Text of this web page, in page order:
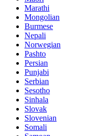
Marathi
Mongolian
Burmese
Nepali
Norwegian
Pashto
Persian
Punjabi
Serbian
Sesotho
Sinhala
Slovak
Slovenian
Somali